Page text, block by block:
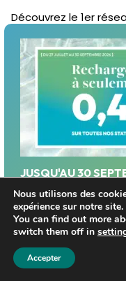
Découvrez le 1er
« Revolution is on ! »
JUSQU'AU 30
Profitez d'un tarif
Energy!
Nous utilisons des
expérience sur notre site.
You can find out more
switch them off in
Accepter